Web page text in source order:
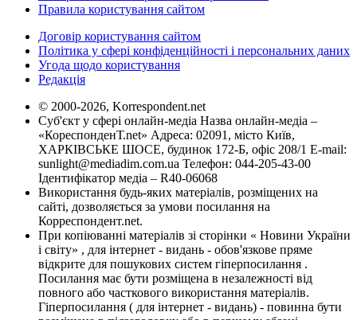
Правила користування сайтом
Договір користування сайтом
Політика у сфері конфіденційності і персональних даних
Угода щодо користування
Редакція
© 2000-2026, Korrespondent.net
Суб'єкт у сфері онлайн-медіа Назва онлайн-медіа –
«КореспонденТ.net» Адреса: 02091, місто Київ,
ХАРКІВСЬКЕ ШОСЕ, будинок 172-Б, офіс 208/1 E-mail:
sunlight@mediadim.com.ua Телефон: 044-205-43-00
Ідентифікатор медіа – R40-06068
Використання будь-яких матеріалів, розміщених на
сайті, дозволяється за умови посилання на
Корреспондент.net.
При копіюванні матеріалів зі сторінки « Новини України
і світу» , для інтернет - видань - обов'язкове пряме
відкрите для пошукових систем гіперпосилання .
Посилання має бути розміщена в незалежності від
повного або часткового використання матеріалів.
Гіперпосилання ( для інтернет - видань) - повинна бути